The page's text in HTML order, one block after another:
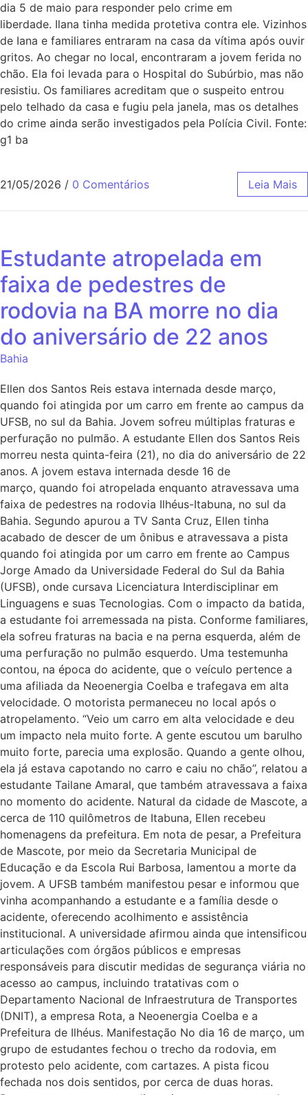
dia 5 de maio para responder pelo crime em
liberdade. Ilana tinha medida protetiva contra ele. Vizinhos
de Iana e familiares entraram na casa da vítima após ouvir
gritos. Ao chegar no local, encontraram a jovem ferida no
chão. Ela foi levada para o Hospital do Subúrbio, mas não
resistiu. Os familiares acreditam que o suspeito entrou
pelo telhado da casa e fugiu pela janela, mas os detalhes
do crime ainda serão investigados pela Polícia Civil. Fonte:
g1 ba
21/05/2026 / 0 Comentários Leia Mais
Estudante atropelada em
faixa de pedestres de
rodovia na BA morre no dia
do aniversário de 22 anos
Bahia
Ellen dos Santos Reis estava internada desde março,
quando foi atingida por um carro em frente ao campus da
UFSB, no sul da Bahia. Jovem sofreu múltiplas fraturas e
perfuração no pulmão. A estudante Ellen dos Santos Reis
morreu nesta quinta-feira (21), no dia do aniversário de 22
anos. A jovem estava internada desde 16 de
março, quando foi atropelada enquanto atravessava uma
faixa de pedestres na rodovia Ilhéus-Itabuna, no sul da
Bahia. Segundo apurou a TV Santa Cruz, Ellen tinha
acabado de descer de um ônibus e atravessava a pista
quando foi atingida por um carro em frente ao Campus
Jorge Amado da Universidade Federal do Sul da Bahia
(UFSB), onde cursava Licenciatura Interdisciplinar em
Linguagens e suas Tecnologias. Com o impacto da batida,
a estudante foi arremessada na pista. Conforme familiares,
ela sofreu fraturas na bacia e na perna esquerda, além de
uma perfuração no pulmão esquerdo. Uma testemunha
contou, na época do acidente, que o veículo pertence a
uma afiliada da Neoenergia Coelba e trafegava em alta
velocidade. O motorista permaneceu no local após o
atropelamento. “Veio um carro em alta velocidade e deu
um impacto nela muito forte. A gente escutou um barulho
muito forte, parecia uma explosão. Quando a gente olhou,
ela já estava capotando no carro e caiu no chão”, relatou a
estudante Tailane Amaral, que também atravessava a faixa
no momento do acidente. Natural da cidade de Mascote, a
cerca de 110 quilômetros de Itabuna, Ellen recebeu
homenagens da prefeitura. Em nota de pesar, a Prefeitura
de Mascote, por meio da Secretaria Municipal de
Educação e da Escola Rui Barbosa, lamentou a morte da
jovem. A UFSB também manifestou pesar e informou que
vinha acompanhando a estudante e a família desde o
acidente, oferecendo acolhimento e assistência
institucional. A universidade afirmou ainda que intensificou
articulações com órgãos públicos e empresas
responsáveis para discutir medidas de segurança viária no
acesso ao campus, incluindo tratativas com o
Departamento Nacional de Infraestrutura de Transportes
(DNIT), a empresa Rota, a Neoenergia Coelba e a
Prefeitura de Ilhéus. Manifestação No dia 16 de março, um
grupo de estudantes fechou o trecho da rodovia, em
protesto pelo acidente, com cartazes. A pista ficou
fechada nos dois sentidos, por cerca de duas horas.